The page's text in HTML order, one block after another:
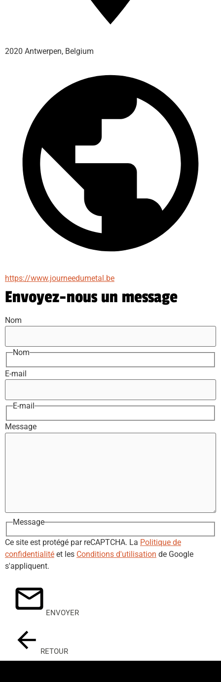
2020 Antwerpen, Belgium
https://www.journeedumetal.be
Envoyez-nous un message
Nom
Nom
E-mail
E-mail
Message
Message
Ce site est protégé par reCAPTCHA. La Politique de
confidentialité et les Conditions d'utilisation de Google
s'appliquent.
ENVOYER
RETOUR